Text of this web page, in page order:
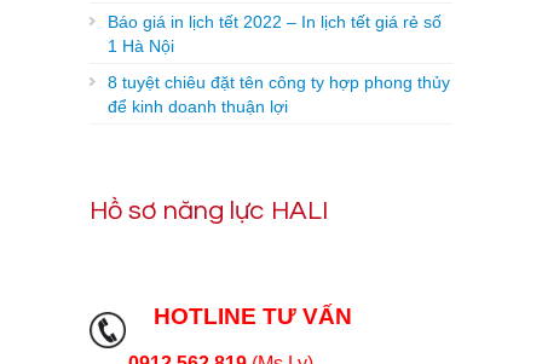
Báo giá in lịch tết 2022 – In lịch tết giá rẻ số
1 Hà Nội
8 tuyệt chiêu đặt tên công ty hợp phong thủy
để kinh doanh thuận lợi
Hồ sơ năng lực HALI
HOTLINE TƯ VẤN